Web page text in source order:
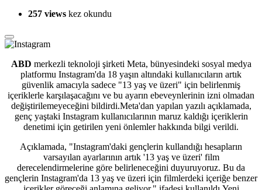
257 views kez okundu
ABD merkezli teknoloji şirketi Meta, bünyesindeki sosyal medya
platformu Instagram'da 18 yaşın altındaki kullanıcıların artık
güvenlik amacıyla sadece "13 yaş ve üzeri" için belirlenmiş
içeriklerle karşılaşacağını ve bu ayarın ebeveynlerinin izni olmadan
değiştirilemeyeceğini bildirdi.Meta'dan yapılan yazılı açıklamada,
genç yaştaki Instagram kullanıcılarının maruz kaldığı içeriklerin
denetimi için getirilen yeni önlemler hakkında bilgi verildi.
Açıklamada, "Instagram'daki gençlerin kullandığı hesapların
varsayılan ayarlarının artık '13 yaş ve üzeri' film
derecelendirmelerine göre belirleneceğini duyuruyoruz. Bu da
gençlerin Instagram'da 13 yaş ve üzeri için filmlerdeki içeriğe benzer